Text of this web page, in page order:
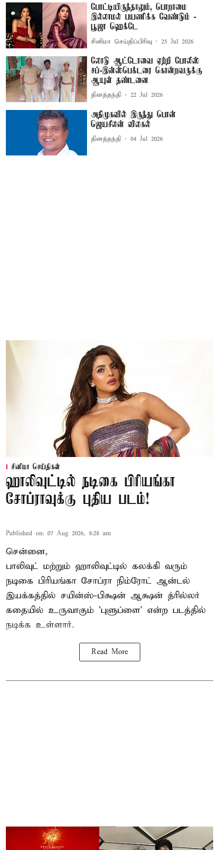
போட்டியிருந்தாலும், பொறாமை
இல்லாமல் பயணிக்க வேண்டும் -
பூஜா ஹெக்டே
சினிமா செய்திப்பிரிவு 25 Jul 2026
லோடு ஆட்டோவை ஏற்றி போலீஸ்
சப்-இன்ஸ்பெக்டரை கொன்றவருக்கு
ஆயுள் தண்டனை
தினத்தந்தி 22 Jul 2026
அதிமுகவில் இருந்து பொன்
ஜெயசீலன் விலகல்
தினத்தந்தி 04 Jul 2026
சினிமா செய்திகள்
ஹாலிவுட்டில் நடிகை பிரியங்கா
சோப்ராவுக்கு புதிய படம்!
Published on: 07 Aug 2026, 8:28 am
சென்னை,
பாலிவுட் மற்றும் ஹாலிவுட்டில் கலக்கி வரும்
நடிகை பிரியங்கா சோப்ரா நிம்ரோட் ஆன்டல்
இயக்கத்தில் சயின்ஸ்-பிக்ஷன் ஆக்ஷன் த்ரில்லர்
கதையில் உருவாகும் 'புளுப்ளை' என்ற படத்தில்
நடிக்க உள்ளார்.
Read More